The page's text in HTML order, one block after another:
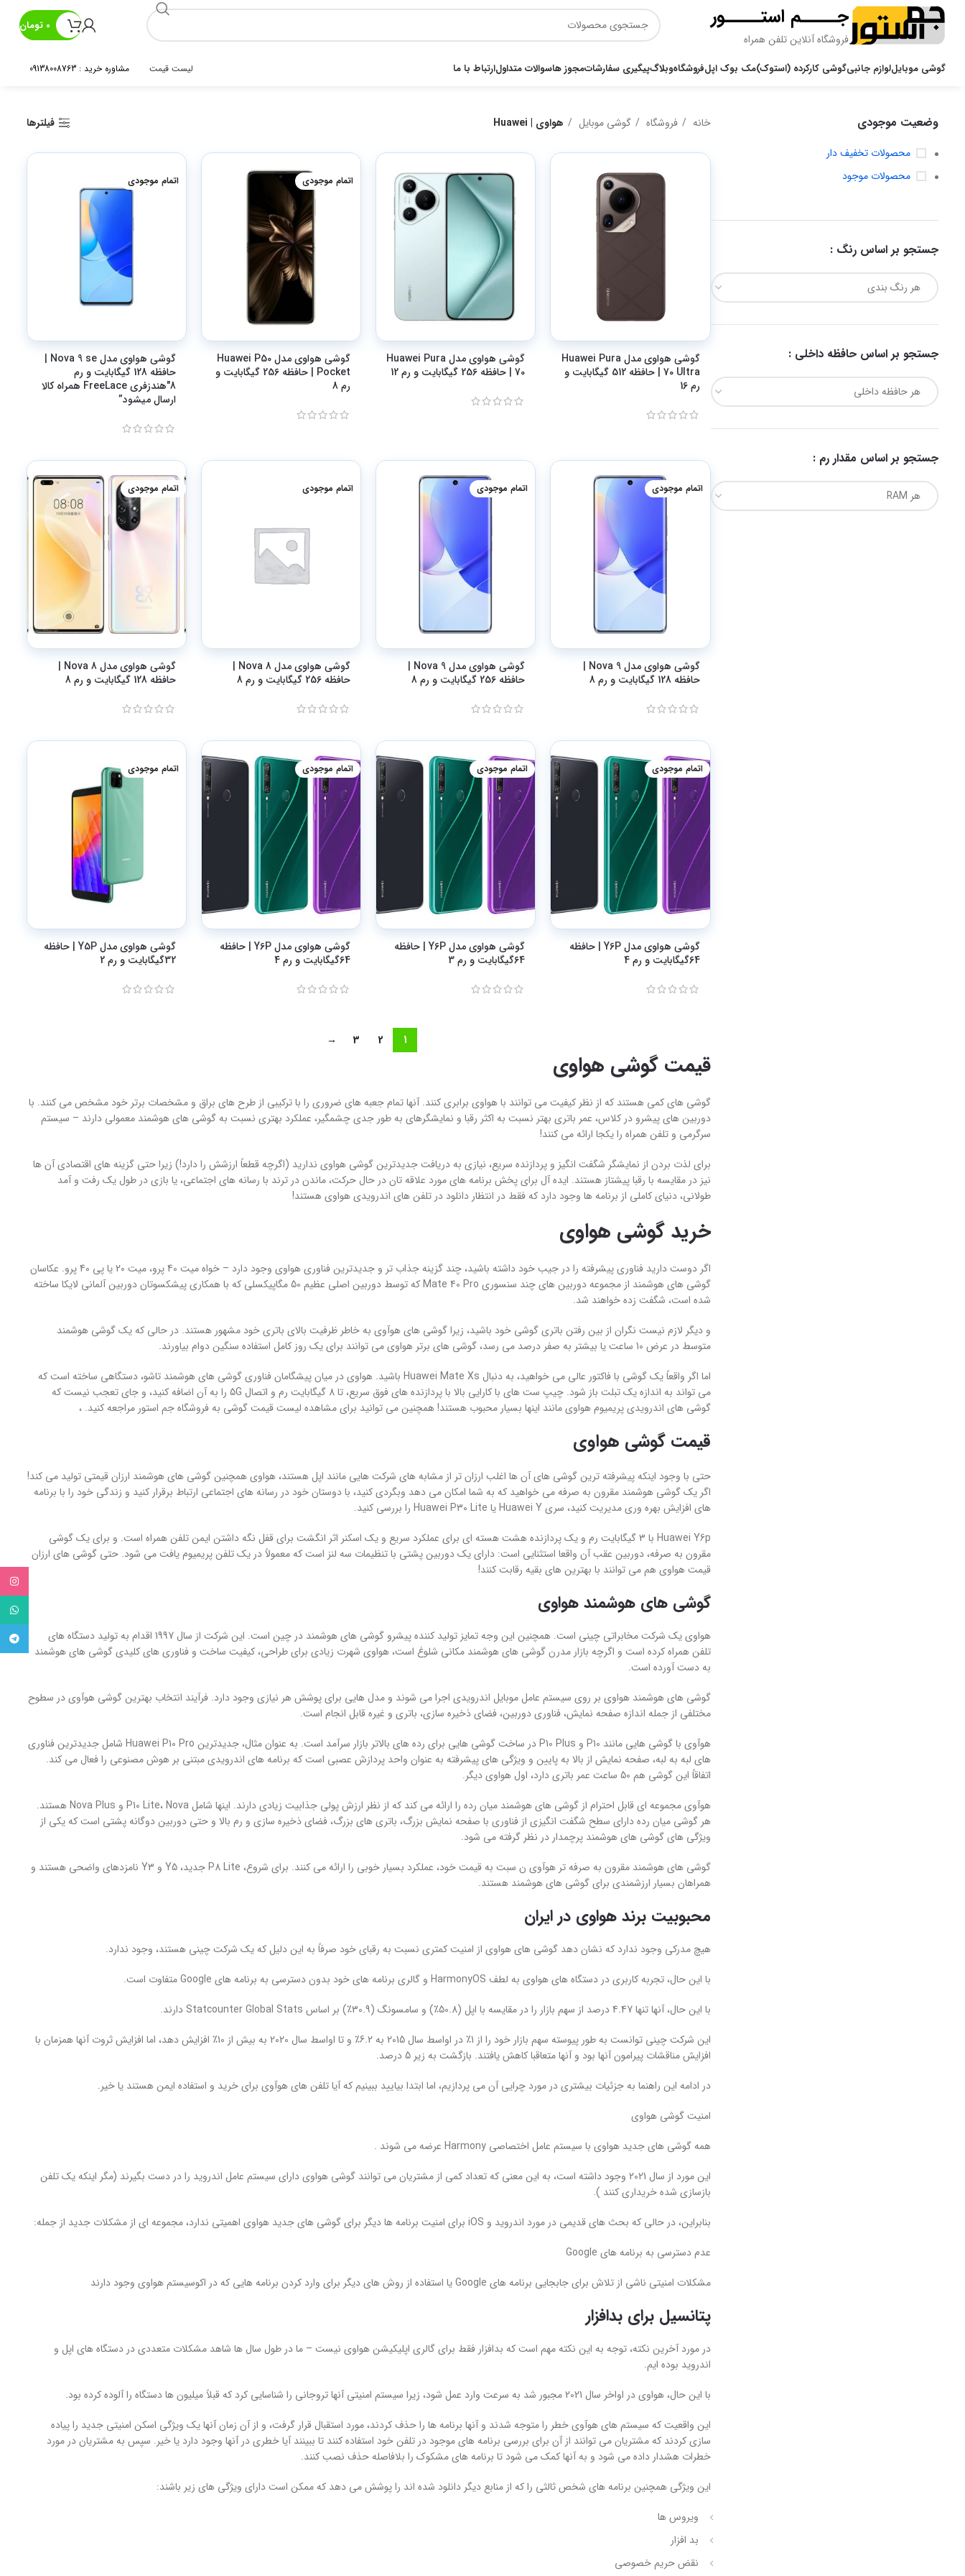
جـــــم استـــــور
فروشگاه آنلاین تلفن همراه
0 تومان
گوشی موبایللوازم جانبیگوشی کارکرده (استوک)مک بوک اپلفروشگاهوبلاگپیگیری سفارشاتمجوز هاسوالات متداولارتباط با ما لیست قیمت مشاوره خرید : 09138008763
وضعیت موجودی
محصولات تخفیف دار
محصولات موجود
جستجو بر اساس رنگ :
هر رنگ بندی
جستجو بر اساس حافظه داخلی :
هر حافظه داخلی
جستجو بر اساس مقدار رم :
هر RAM
خانه فروشگاه گوشی موبایل هواوی | Huawei فیلترها
گوشی هواوی مدل Huawei Pura
70 Ultra | حافظه 512 گیگابایت و
رم 16
گوشی هواوی مدل Huawei Pura
70 | حافظه 256 گیگابایت و رم 12
اتمام موجودی
گوشی هواوی مدل Huawei P50
Pocket | حافظه 256 گیگابایت و
رم 8
اتمام موجودی
گوشی هواوی مدل Nova 9 se |
حافظه 128 گیگابایت و رم
8″هندزفری FreeLace همراه کالا
ارسال میشود”
اتمام موجودی
گوشی هواوی مدل Nova 9 |
حافظه 128 گیگابایت و رم 8
اتمام موجودی
گوشی هواوی مدل Nova 9 |
حافظه 256 گیگابایت و رم 8
اتمام موجودی
گوشی هواوی مدل Nova 8 |
حافظه 256 گیگابایت و رم 8
اتمام موجودی
گوشی هواوی مدل Nova 8 |
حافظه 128 گیگابایت و رم 8
اتمام موجودی
گوشی هواوی مدل Y6P | حافظه
64گیگابایت و رم 4
اتمام موجودی
گوشی هواوی مدل Y6P | حافظه
64گیگابایت و رم 3
اتمام موجودی
گوشی هواوی مدل Y6P | حافظه
64گیگابایت و رم 4
اتمام موجودی
گوشی هواوی مدل Y5P | حافظه
32گیگابایت و رم 2
1
2
3
→
قیمت گوشی هواوی
گوشی های کمی هستند که از نظر کیفیت می توانند با هواوی برابری کنند. آنها تمام جعبه های ضروری را با ترکیبی از طرح های براق و مشخصات برتر خود مشخص می کنند. با
دوربین های پیشرو در کلاس، عمر باتری بهتر نسبت به اکثر رقبا و نمایشگرهای به طور جدی چشمگیر، عملکرد بهتری نسبت به گوشی های هوشمند معمولی دارند – سیستم
سرگرمی و تلفن همراه را یکجا ارائه می کنند!
برای لذت بردن از نمایشگر شگفت انگیز و پردازنده سریع، نیازی به دریافت جدیدترین گوشی هواوی ندارید (اگرچه قطعاً ارزشش را دارد!) زیرا حتی گزینه های اقتصادی آن ها
نیز در مقایسه با رقبا پیشتاز هستند. ایده آل برای پخش برنامه های مورد علاقه تان در حال حرکت، ماندن در ترند با رسانه های اجتماعی، یا بازی در طول یک رفت و آمد
طولانی، دنیای کاملی از برنامه ها وجود دارد که فقط در انتظار دانلود در تلفن های اندرویدی هواوی هستند!
خرید گوشی هواوی
اگر دوست دارید فناوری پیشرفته را در جیب خود داشته باشید، چند گزینه جذاب تر و جدیدترین فناوری هواوی وجود دارد – خواه میت 40 پرو، میت 20 یا پی 40 پرو. عکاسان
گوشی های هوشمند از مجموعه دوربین های چند سنسوری Mate 40 Pro که توسط دوربین اصلی عظیم 50 مگاپیکسلی که با همکاری پیشکسوتان دوربین آلمانی لایکا ساخته
شده است، شگفت زده خواهند شد.
و دیگر لازم نیست نگران از بین رفتن باتری گوشی خود باشید، زیرا گوشی های هوآوی به خاطر ظرفیت بالای باتری خود مشهور هستند. در حالی که یک گوشی هوشمند
متوسط در عرض 10 ساعت یا بیشتر به صفر درصد می رسد، گوشی های برتر هواوی می توانند برای یک روز کامل استفاده سنگین دوام بیاورند.
اما اگر واقعاً یک گوشی با فاکتور عالی می خواهید، به دنبال Huawei Mate Xs باشید. هواوی در میان پیشگامان فناوری گوشی های هوشمند تاشو، دستگاهی ساخته است که
می تواند به اندازه یک تبلت باز شود. چیپ ست های با کارایی بالا با پردازنده های فوق سریع، تا 8 گیگابایت رم و اتصال 5G را به آن اضافه کنید، و جای تعجب نیست که
گوشی های اندرویدی پریمیوم هواوی مانند اینها بسیار محبوب هستند! همچنین می توانید برای مشاهده لیست قیمت گوشی به فروشگاه جم استور مراجعه کنید. ،
قیمت گوشی هواوی
حتی با وجود اینکه پیشرفته ترین گوشی های آن ها اغلب ارزان تر از مشابه های شرکت هایی مانند اپل هستند، هواوی همچنین گوشی های هوشمند ارزان قیمتی تولید می کند!
اگر یک گوشی هوشمند مقرون به صرفه می خواهید که به شما امکان می دهد وبگردی کنید، با دوستان خود در رسانه های اجتماعی ارتباط برقرار کنید و زندگی خود را با برنامه
های افزایش بهره وری مدیریت کنید، سری Huawei Y یا Huawei P30 Lite را بررسی کنید.
Huawei Y6p با 3 گیگابایت رم و یک پردازنده هشت هسته ای برای عملکرد سریع و یک اسکنر اثر انگشت برای قفل نگه داشتن ایمن تلفن همراه است. و برای یک گوشی
مقرون به صرفه، دوربین عقب آن واقعا استثنایی است: دارای یک دوربین پشتی با تنظیمات سه لنز است که معمولاً در یک تلفن پریمیوم یافت می شود. حتی گوشی های ارزان
قیمت هواوی هم می توانند با بهترین های بقیه رقابت کنند!
گوشی های هوشمند هواوی
هواوی یک شرکت مخابراتی چینی است. همچنین این وجه تمایز تولید کننده پیشرو گوشی های هوشمند در چین است. این شرکت از سال 1997 اقدام به تولید دستگاه های
تلفن همراه کرده است و اگرچه بازار مدرن گوشی های هوشمند مکانی شلوغ است، هواوی شهرت زیادی برای طراحی، کیفیت ساخت و فناوری های کلیدی گوشی های هوشمند
به دست آورده است.
گوشی های هوشمند هواوی بر روی سیستم عامل موبایل اندرویدی اجرا می شوند و مدل هایی برای پوشش هر نیازی وجود دارد. فرآیند انتخاب بهترین گوشی هوآوی در سطوح
مختلفی از جمله اندازه صفحه نمایش، فناوری دوربین، فضای ذخیره سازی، باتری و غیره قابل انجام است.
هوآوی با گوشی هایی مانند P10 و P10 Plus در ساخت گوشی هایی برای رده های بالاتر بازار سرآمد است. به عنوان مثال، جدیدترین Huawei P10 Pro شامل جدیدترین فناوری
های لبه به لبه، صفحه نمایش از بالا به پایین و ویژگی های پیشرفته به عنوان واحد پردازش عصبی است که برنامه های اندرویدی مبتنی بر هوش مصنوعی را فعال می کند.
اتفاقاً این گوشی هم 50 ساعت عمر باتری دارد، اول هواوی دیگر.
هوآوی مجموعه ای قابل احترام از گوشی های هوشمند میان رده را ارائه می کند که از نظر ارزش پولی جذابیت زیادی دارند. اینها شامل P10 Lite، Nova و Nova Plus هستند.
هر گوشی میان رده دارای سطح شگفت انگیزی از فناوری با صفحه نمایش بزرگ، باتری های بزرگ، فضای ذخیره سازی و رم بالا و حتی دوربین دوگانه پشتی است که یکی از
ویژگی های گوشی های هوشمند پرچمدار در نظر گرفته می شود.
گوشی های هوشمند مقرون به صرفه تر هوآوی ن سبت به قیمت خود، عملکرد بسیار خوبی را ارائه می کنند. برای شروع، P8 Lite جدید، Y5 و Y3 نامزدهای واضحی هستند و
همراهان بسیار ارزشمندی برای گوشی های هوشمند هستند.
محبوبیت برند هواوی در ایران
هیچ مدرکی وجود ندارد که نشان دهد گوشی های هواوی از امنیت کمتری نسبت به رقبای خود صرفاً به این دلیل که یک شرکت چینی هستند، وجود ندارد.
با این حال، تجربه کاربری در دستگاه های هواوی به لطف HarmonyOS و گالری برنامه های خود بدون دسترسی به برنامه های Google متفاوت است.
با این حال، آنها تنها 4.47 درصد از سهم بازار را در مقایسه با اپل (50.8٪) و سامسونگ (30.9٪) بر اساس Statcounter Global Stats دارند.
این شرکت چینی توانست به طور پیوسته سهم بازار خود را از 1٪ در اواسط سال 2015 به 6.2٪ و تا اواسط سال 2020 به بیش از 10٪ افزایش دهد، اما افزایش ثروت آنها همزمان با
افزایش مناقشات پیرامون آنها بود و آنها متعاقبا کاهش یافتند. بازگشت به زیر 5 درصد.
در ادامه این راهنما به جزئیات بیشتری در مورد چرایی آن می پردازیم، اما ابتدا بیایید ببینیم که آیا تلفن های هوآوی برای خرید و استفاده ایمن هستند یا خیر.
امنیت گوشی هواوی
همه گوشی های جدید هواوی با سیستم عامل اختصاصی Harmony عرضه می شوند .
این مورد از سال 2021 وجود داشته است، به این معنی که تعداد کمی از مشتریان می توانند گوشی هواوی دارای سیستم عامل اندروید را در دست بگیرند (مگر اینکه یک تلفن
بازسازی شده خریداری کنند ).
بنابراین، در حالی که بحث های قدیمی در مورد اندروید و iOS برای امنیت برنامه ها دیگر برای گوشی های جدید هواوی اهمیتی ندارد، مجموعه ای از مشکلات جدید از جمله:
عدم دسترسی به برنامه های Google
مشکلات امنیتی ناشی از تلاش برای جابجایی برنامه های Google یا استفاده از روش های دیگر برای وارد کردن برنامه هایی که در اکوسیستم هواوی وجود دارند
پتانسیل برای بدافزار
در مورد آخرین نکته، توجه به این نکته مهم است که بدافزار فقط برای گالری اپلیکیشن هواوی نیست – ما در طول سال ها شاهد مشکلات متعددی در دستگاه های اپل و
اندروید بوده ایم.
با این حال، هواوی در اواخر سال 2021 مجبور شد به سرعت وارد عمل شود، زیرا سیستم امنیتی آنها تروجانی را شناسایی کرد که قبلاً میلیون ها دستگاه را آلوده کرده بود.
این واقعیت که سیستم های هوآوی خطر را متوجه شدند و آنها برنامه ها را حذف کردند، مورد استقبال قرار گرفت، و از آن زمان آنها یک ویژگی اسکن امنیتی جدید را پیاده
سازی کردند که مشتریان می توانند از آن برای بررسی برنامه های موجود در تلفن خود استفاده کنند تا ببینند آیا خطری در آنها وجود دارد یا خیر. سپس به مشتریان در مورد
خطرات هشدار داده می شود و به آنها کمک می شود تا برنامه های مشکوک را بلافاصله حذف نصب کنند.
این ویژگی همچنین برنامه های شخص ثالثی را که از منابع دیگر دانلود شده اند را پوشش می دهد که ممکن است دارای ویژگی های زیر باشند:
ویروس ها
بد افزار
نقض حریم خصوصی